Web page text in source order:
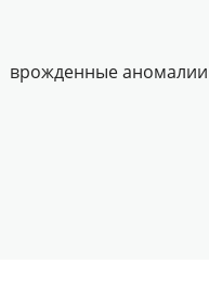
врожденные